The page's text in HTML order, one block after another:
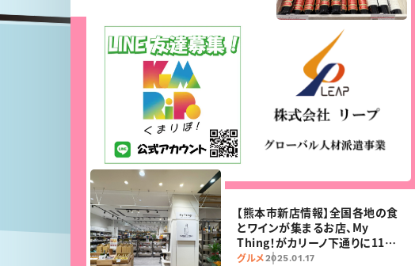
【熊本市新店情報】全国各地の食
とワインが集まるお店、My
Thing！がカリーノ下通りに11月
8日オープン！
グルメ2025.01.17